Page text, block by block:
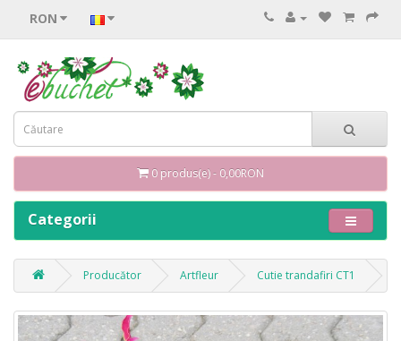
RON
0 produs(e) - 0,00RON
Categorii
Producător Artfleur Cutie trandafiri CT1